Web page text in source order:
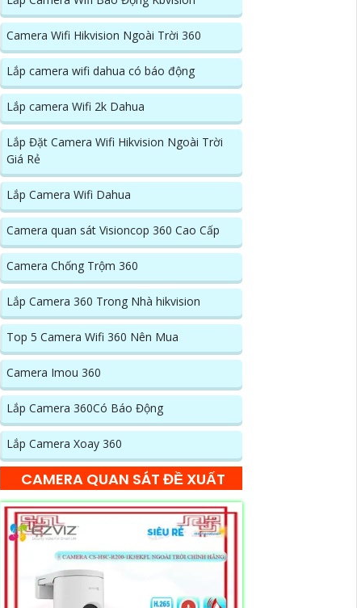
Camera Wifi Hikvision Ngoài Trời 360
Lắp camera wifi dahua có báo động
Lắp camera Wifi 2k Dahua
Lắp Đặt Camera Wifi Hikvision Ngoài Trời
Giá Rẻ
Lắp Camera Wifi Dahua
Camera quan sát Visioncop 360 Cao Cấp
Camera Chống Trộm 360
Lắp Camera 360 Trong Nhà hikvision
Top 5 Camera Wifi 360 Nên Mua
Camera Imou 360
Lắp Camera 360Có Báo Động
Lắp Camera Xoay 360
CAMERA QUAN SÁT ĐỀ XUẤT